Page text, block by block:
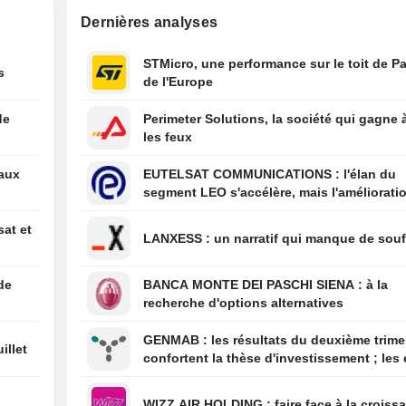
01:34
Les États-Unis
producteur
siégera à la
pour un
sur son projet du
de batteries -
et
Dernières analyses
STMicro, une performance sur le toit de
de l'Europe
Perimeter Solutions, la société qui gagne
les feux
EUTELSAT COMMUNICATIONS : l'élan du
segment LEO s'accélère, mais
LANXESS : un narratif qui manque de
BANCA MONTE DEI PASCHI SIENA : à la
recherche d'options alternatives
GENMAB : les résultats du deuxième trimestre
confortent la thèse d'investissement ; les